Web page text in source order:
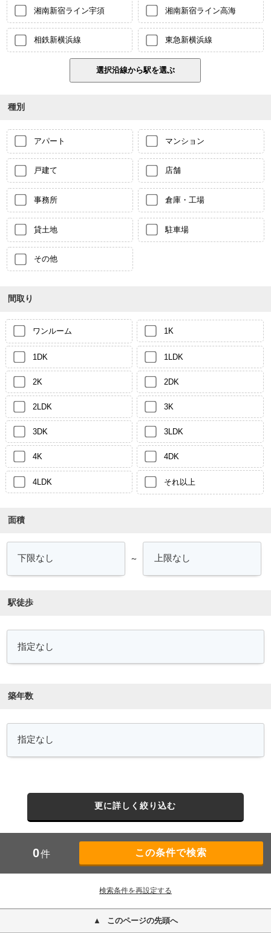
湘南新宿ライン宇須 湘南新宿ライン高海
相鉄新横浜線 東急新横浜線
種別
アパート マンション
戸建て 店舗
事務所 倉庫・工場
貸土地 駐車場
その他
間取り
ワンルーム 1K
1DK 1LDK
2K 2DK
2LDK 3K
3DK 3LDK
4K 4DK
4LDK それ以上
面積
～
駅徒歩
築年数
更に詳しく絞り込む
0件
検索条件を再設定する
このページの先頭へ